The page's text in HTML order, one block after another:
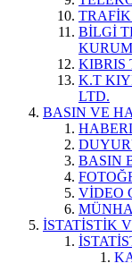
BİLGİ
KIBRIS
K.T
LTD.
BASIN VE
BASIN
VİDEO
İSTATİSTİK